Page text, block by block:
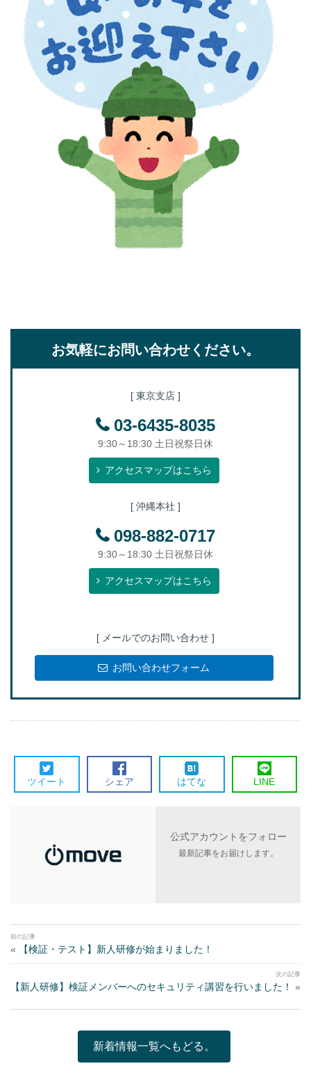
お気軽にお問い合わせください。
[ 東京支店 ]
03-6435-8035
9:30～18:30 土日祝祭日休
アクセスマップはこちら
[ 沖縄本社 ]
098-882-0717
9:30～18:30 土日祝祭日休
アクセスマップはこちら
[ メールでのお問い合わせ ]
お問い合わせフォーム
ツイート シェア はてな LINE
公式アカウントをフォロー
最新記事をお届けします。
« 【検証・テスト】新人研修が始まりました！
【新人研修】検証メンバーへのセキュリティ講習を行いました！ »
新着情報一覧へもどる。